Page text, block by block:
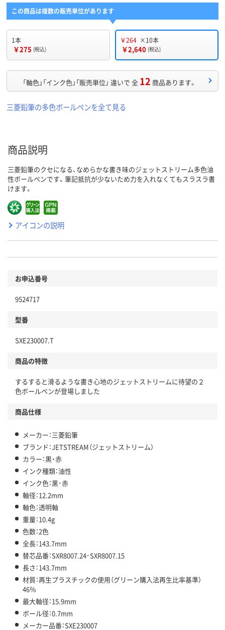
この商品は複数の販売単位があります
1本
￥275 (税込)
￥264 ×10本
￥2,640 (税込)
「軸色」「インク色」「販売単位」 違いで 全 12 商品あります。
三菱鉛筆の多色ボールペンを全て見る
商品説明
三菱鉛筆のクセになる、なめらかな書き味のジェットストリーム多色油
性ボールペンです。筆記抵抗が少ないため力を入れなくてもスラスラ書
けます。
アイコンの説明
お申込番号
9524717
型番
SXE230007.T
商品の特徴
するすると滑るような書き心地のジェットストリームに待望の２
色ボールペンが登場しました
商品仕様
メーカー：三菱鉛筆
ブランド：JETSTREAM（ジェットストリーム）
カラー：黒・赤
インク種類：油性
インク色：黒･赤
軸径：12.2mm
軸色：透明軸
重量：10.4g
色数：2色
全長：143.7mm
替芯品番：SXR8007.24･SXR8007.15
長さ：143.7mm
材質：再生プラスチックの使用（グリーン購入法再生比率基準）
46％
最大軸径：15.9mm
ボール径：0.7mm
メーカー品番：SXE230007